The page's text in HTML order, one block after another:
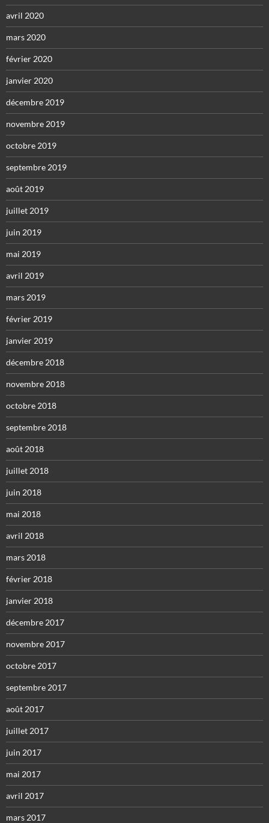
avril 2020
mars 2020
février 2020
janvier 2020
décembre 2019
novembre 2019
octobre 2019
septembre 2019
août 2019
juillet 2019
juin 2019
mai 2019
avril 2019
mars 2019
février 2019
janvier 2019
décembre 2018
novembre 2018
octobre 2018
septembre 2018
août 2018
juillet 2018
juin 2018
mai 2018
avril 2018
mars 2018
février 2018
janvier 2018
décembre 2017
novembre 2017
octobre 2017
septembre 2017
août 2017
juillet 2017
juin 2017
mai 2017
avril 2017
mars 2017